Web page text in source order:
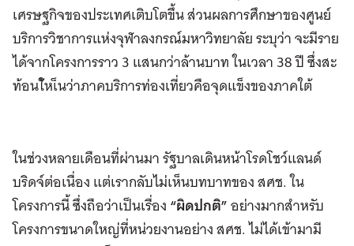
เศรษฐกิจของประเทศเติบโตขึ้น ส่วนผลการศึกษาของศูนย์
บริการวิชาการแห่งจุฬาลงกรณ์มหาวิทยาลัย ระบุว่า จะมีราย
ได้จากโครงการราว 3 แสนกว่าล้านบาท ในเวลา 38 ปี ซึ่งสะ
ท้อนใ้หเ็นว่าภาคบริการท่องเที่ยวคือจุดแข็งของภาคใต้
ในช่วงหลายเดือนที่ผ่านมา รัฐบาลเดินหน้าโรดโชว์แลนด์
บริดจ์ต่อเนื่อง แต่เรากลับไม่เห็นบทบาทของ สศช. ใน
โครงการนี้ ซึ่งถือว่าเป็นเรื่อง“ผิดปกติ”อย่างมากสำหรับ
โครงการขนาดใหญ่ที่หน่วยงานอย่าง สศช. ไม่ได้เข้ามามี